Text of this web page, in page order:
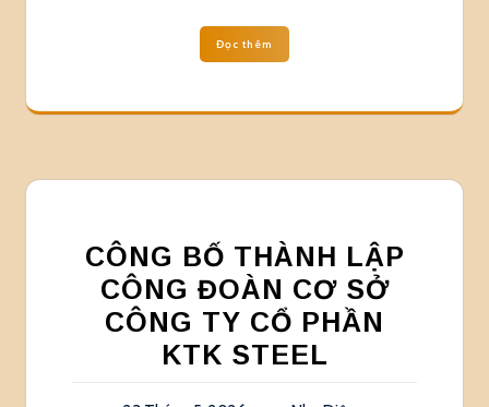
Đọc thêm
CÔNG BỐ THÀNH LẬP
CÔNG ĐOÀN CƠ SỞ
CÔNG TY CỔ PHẦN
KTK STEEL